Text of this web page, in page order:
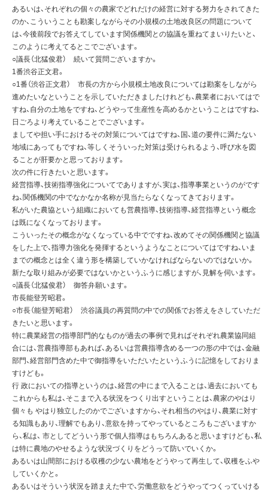
あるいは、それぞれの個々の農家でどれだけの経営に対する努力をされてきた
のか、こういうことも勘案しながらその小規模の土地改良区の問題について
は、今後前段でお答えてしています関係機関との協議を重ねてまいりたいと、
このように考えてるとこでございます。
○議長（北猛俊君） 続いて質問ございますか。
1番渋谷正文君。
○1番（渋谷正文君） 市長の方から小規模土地改良については勘案をしながら
進めたいなということを示していただきましたけれども、農業者においてはで
すね、自分の土地をですね、どうやって生産性を高めるかということはですね、
日ごろより考えていることでございます。
ましてや担い手におけるその対策についてはですね、国、道の要件に満たない
地域にあってもですね、等しくそういった対策は受けられるよう、呼び水を図
ることが肝要かと思っております。
次の件に行きたいと思います。
経営指導、技術指導強化についてでありますが、実は、指導事業というのがです
ね、関係機関の中でなかなか名称が見当たらなくなってきております。
私がいた農協という組織においても営農指導、技術指導、経営指導という概念
は既になくなっております。
こういったその概念がなくなっている中でですね、改めてその関係機関と協議
をした上で、指導力強化を発揮するというようなことについてはですね、いま
までの概念とは全く違う形を構築していかなければならないのではないか。
新たな取り組みが必要ではないかというふうに感じますが、見解を伺います。
○議長（北猛俊君） 御答弁願います。
市長能登芳昭君。
○市長（能登芳昭君） 渋谷議員の再質問の中での関係でお答えをさしていただ
きたいと思います。
特に農業経営の指導部門的なものが過去の事例で見ればそれぞれ農業協同組
合には、営農指導部もあれば、あるいは営農指導含める一つの形の中では、金融
部門、経営部門含めた中で御指導をいただいたというふうに記憶をしておりま
すけども。
行 政においての指導というのは、経営の中にまで入ることは、過去においても
これからも私は、そこまで入る状況をつくり出すということは、農家のやはり
個々も やはり独立したのかでございますから、それ相当のやはり、農業に対す
る知識もあり、理解でもあり、意欲を持ってやっているところもございますか
ら、私は、 市としてどういう形で個人指導はもちろんあると思いますけども、私
は特に農地のやせるような状況づくりをどうって防いでいくか。
あるいは山間部における収穫の少ない農地をどうやって再生して、収穫をふや
していくかと。
あるいはそういう状況を踏まえた中で、労働意欲をどうやってつくっていける